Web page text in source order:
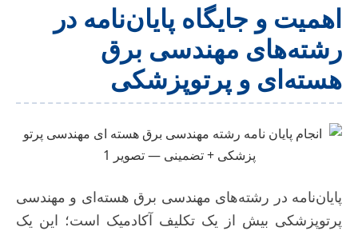
اهمیت و جایگاه پایان‌نامه در
رشته‌های مهندسی برق
هسته‌ای و پرتوپزشکی
پایان‌نامه در رشته‌های مهندسی برق هسته‌ای و مهندسی
پرتوپزشکی بیش از یک تکلیف آکادمیک است؛ این یک